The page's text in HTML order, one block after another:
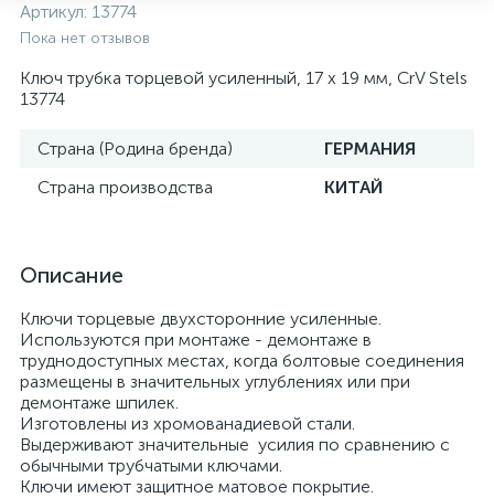
Артикул: 13774
Пока нет отзывов
Ключ трубка торцевой усиленный, 17 х 19 мм, CrV Stels
13774
Страна (Родина бренда)
ГЕРМАНИЯ
Страна производства
КИТАЙ
Описание
Ключи торцевые двухсторонние усиленные.
Используются при монтаже - демонтаже в
труднодоступных местах, когда болтовые соединения
размещены в значительных углублениях или при
демонтаже шпилек.
Изготовлены из хромованадиевой стали.
Выдерживают значительные усилия по сравнению с
обычными трубчатыми ключами.
Ключи имеют защитное матовое покрытие.